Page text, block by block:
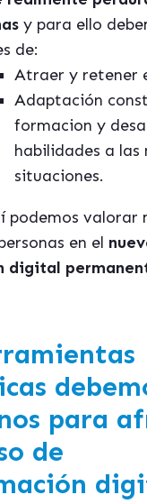
y para ello
de:
Atraer y retener
Adaptación
formacion y
habilidades a las
situaciones.
podemos valorar
en el
digital
para
de